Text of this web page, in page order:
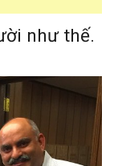
như thế.